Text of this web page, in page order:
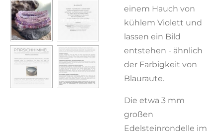
einem Hauch von
kühlem Violett und
lassen ein Bild
entstehen - ähnlich
der Farbigkeit von
Blauraute.
Die etwa 3 mm
großen
Edelsteinrondelle im